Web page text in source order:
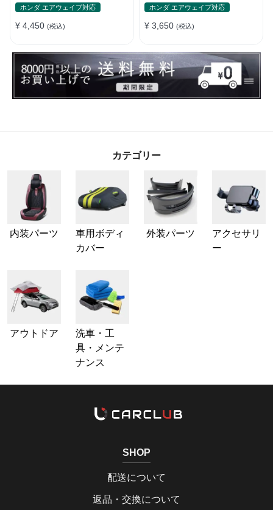
肩当てパッド 圧迫感軽減
ホンダ エアウェイブ対応
¥ 4,450 (税込)
ベルトパッド 異音防止 傷防
ホンダ エアウェイブ対応
¥ 3,650 (税込)
カテゴリー
内装パーツ
車用ボディ
カバー
外装パーツ
アクセサリ
ー
アウトドア
洗車・工
具・メンテ
ナンス
SHOP
配送について
返品・交換について